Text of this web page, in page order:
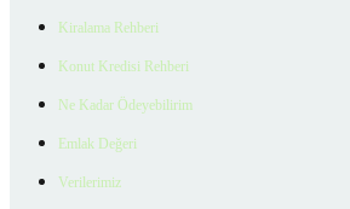
Kiralama Rehberi
Konut Kredisi Rehberi
Ne Kadar Ödeyebilirim
Emlak Değeri
Verilerimiz